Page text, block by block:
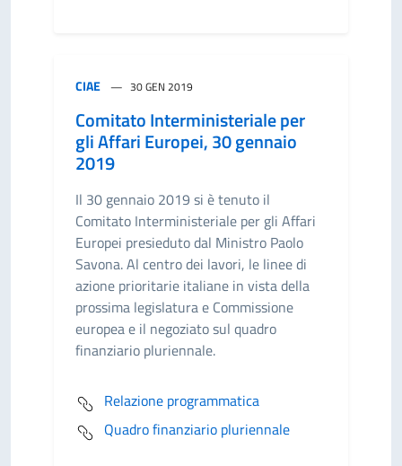
CIAE 30 GEN 2019
Comitato Interministeriale per
gli Affari Europei, 30 gennaio
2019
Il 30 gennaio 2019 si è tenuto il
Comitato Interministeriale per gli Affari
Europei presieduto dal Ministro Paolo
Savona. Al centro dei lavori, le linee di
azione prioritarie italiane in vista della
prossima legislatura e Commissione
europea e il negoziato sul quadro
finanziario pluriennale.
Relazione programmatica
Quadro finanziario pluriennale